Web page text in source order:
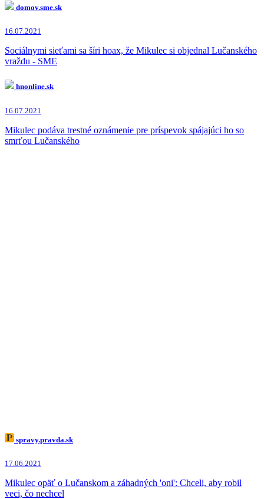
domov.sme.sk
16.07.2021
Sociálnymi sieťami sa šíri hoax, že Mikulec si objednal Lučanského
vraždu - SME
hnonline.sk
16.07.2021
Mikulec podáva trestné oznámenie pre príspevok spájajúci ho so
smrťou Lučanského
spravy.pravda.sk
17.06.2021
Mikulec opäť o Lučanskom a záhadných 'oni': Chceli, aby robil
veci, čo nechcel